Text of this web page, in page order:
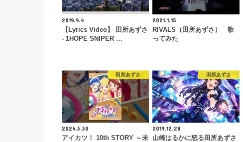
2019.9.4
【Lyrics Video】 田所あずさ
- 1HOPE SNIPER …
2021.1.15
RIVALS（田所あずさ） 歌
ってみた
田所あずさ
2024.3.30
アイカツ！ 10th STORY ～未
田所あずさ
2019.12.28
山崎はるかに怒る田所あずさ